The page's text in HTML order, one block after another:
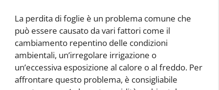
La perdita di foglie è un problema comune che
può essere causato da vari fattori come il
cambiamento repentino delle condizioni
ambientali, un’irregolare irrigazione o
un’eccessiva esposizione al calore o al freddo. Per
affrontare questo problema, è consigliabile